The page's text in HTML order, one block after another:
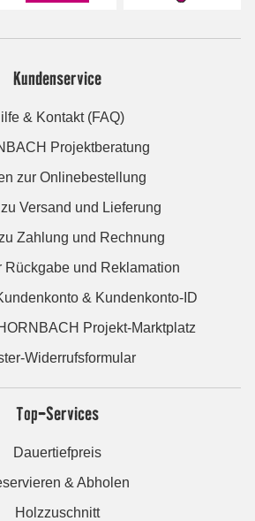
Kundenservice
& Kontakt (FAQ)
Projektberatung
zur Onlinebestellung
Versand und Lieferung
Zahlung und Rechnung
Rückgabe und Reklamation
& Kundenkonto-ID
Projekt-Marktplatz
Widerrufsformular
Top-Services
Dauertiefpreis
& Abholen
Holzzuschnitt